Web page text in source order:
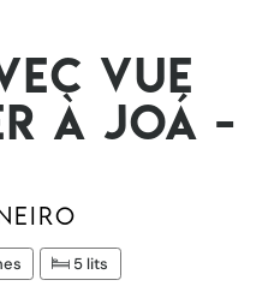
vue
à Joá -
5 lits